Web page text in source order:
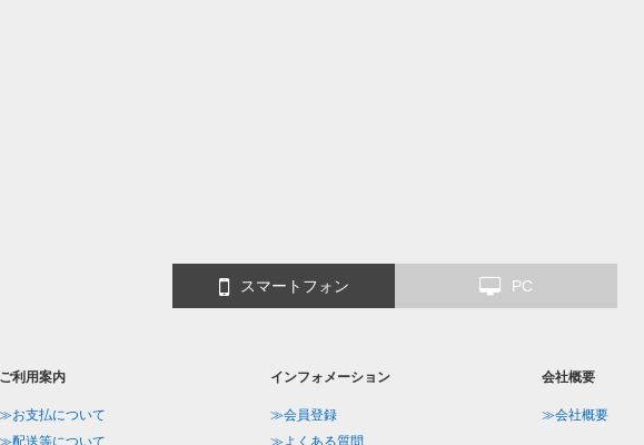
スマートフォン PC
ご利用案内
≫お支払について
≫配送等について
インフォメーション
≫会員登録
≫よくある質問
会社概要
≫会社概要